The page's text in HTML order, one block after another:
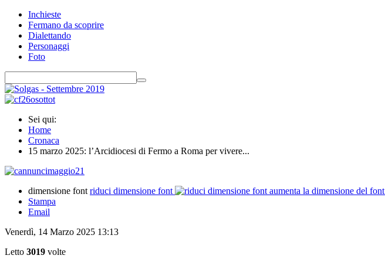
Inchieste
Fermano da scoprire
Dialettando
Personaggi
Foto
Sei qui:
Home
Cronaca
15 marzo 2025: l’Arcidiocesi di Fermo a Roma per vivere...
dimensione font riduci dimensione font
aumenta la dimensione del font
Stampa
Email
Venerdì, 14 Marzo 2025 13:13
Letto 3019 volte